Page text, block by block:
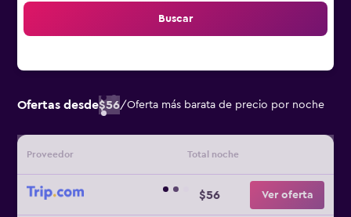
Buscar
Ofertas desde$56/Oferta más barata de precio por noche
Proveedor Total noche
$56 Ver oferta